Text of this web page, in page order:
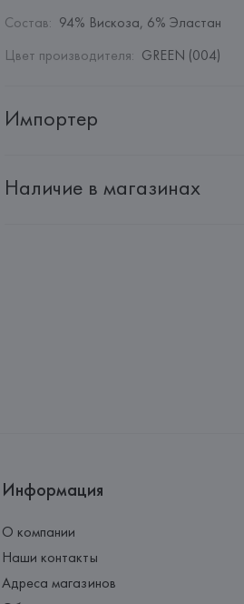
Состав: 94% Вискоза, 6% Эластан
Цвет производителя: GREEN (004)
Импортер
Адрес: Республика Беларусь,
Наличие в магазинах
Информация
О компании
Наши контакты
Адреса магазинов